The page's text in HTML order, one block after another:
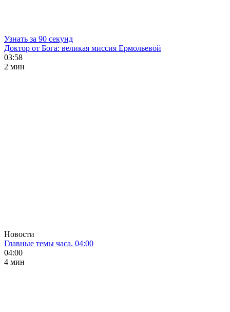
Узнать за 90 секунд
Доктор от Бога: великая миссия Ермольевой
03:58
2 мин
Новости
Главные темы часа. 04:00
04:00
4 мин